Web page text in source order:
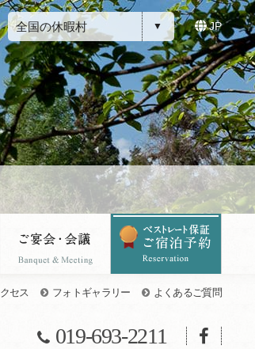
全国の休暇村 JP
セス フォトギャラリー よくあるご質問
019-693-2211